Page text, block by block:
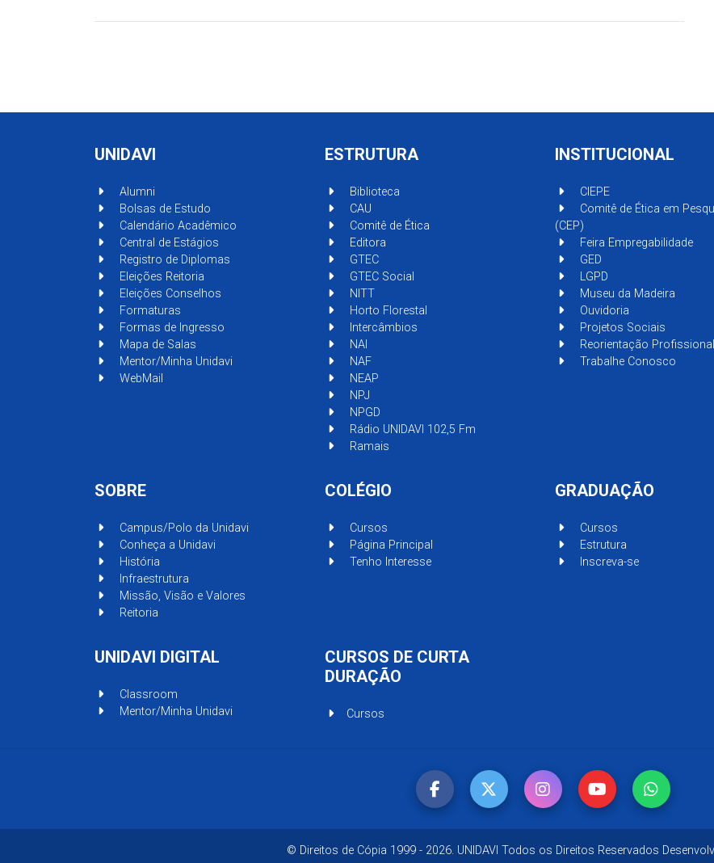
UNIDAVI
Alumni
Bolsas de Estudo
Calendário Acadêmico
Central de Estágios
Registro de Diplomas
Eleições Reitoria
Eleições Conselhos
Formaturas
Formas de Ingresso
Mapa de Salas
Mentor/Minha Unidavi
WebMail
ESTRUTURA
Biblioteca
CAU
Comitê de Ética
Editora
GTEC
GTEC Social
NITT
Horto Florestal
Intercâmbios
NAI
NAF
NEAP
NPJ
NPGD
Rádio UNIDAVI 102,5 Fm
Ramais
INSTITUCIONAL
CIEPE
Comitê de Ética em
(CEP)
Feira Empregabilidade
GED
LGPD
Museu da Madeira
Ouvidoria
Projetos Sociais
Reorientação Profissional
Trabalhe Conosco
SOBRE
Campus/Polo da Unidavi
Conheça a Unidavi
História
Infraestrutura
Missão, Visão e Valores
Reitoria
COLÉGIO
Cursos
Página Principal
Tenho Interesse
GRADUAÇÃO
Cursos
Estrutura
Inscreva-se
UNIDAVI DIGITAL
Classroom
Mentor/Minha Unidavi
CURSOS DE CURTA
DURAÇÃO
Cursos
© Direitos de Cópia 1999 - 2026. UNIDAVI Todos os Direitos Reservados